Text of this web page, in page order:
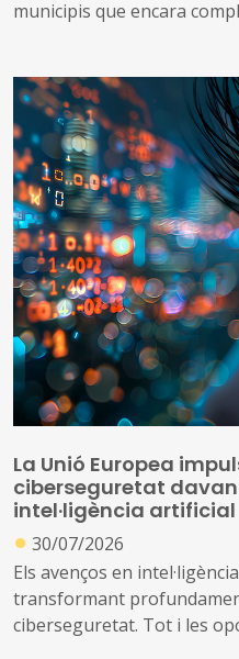
municipis que encara
A més, impulsa una nova
municipis que no es
que s’ha identificat que
per aplicar el topall de
La Unió Europea
ciberseguretat
intel·ligència artificial
● 30/07/2026
Els avenços en
transformant
ciberseguretat. Tot i les